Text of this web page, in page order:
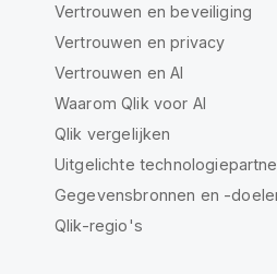
Vertrouwen en beveiliging
Vertrouwen en privacy
Vertrouwen en AI
Waarom Qlik voor AI
Qlik vergelijken
Uitgelichte
Gegevensbronnen en -
Qlik-regio's